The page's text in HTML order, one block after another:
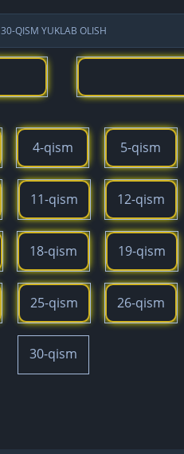
30-QISM YUKLAB OLISH
4-qism 5-qism
11-qism 12-qism
18-qism 19-qism
25-qism 26-qism
30-qism